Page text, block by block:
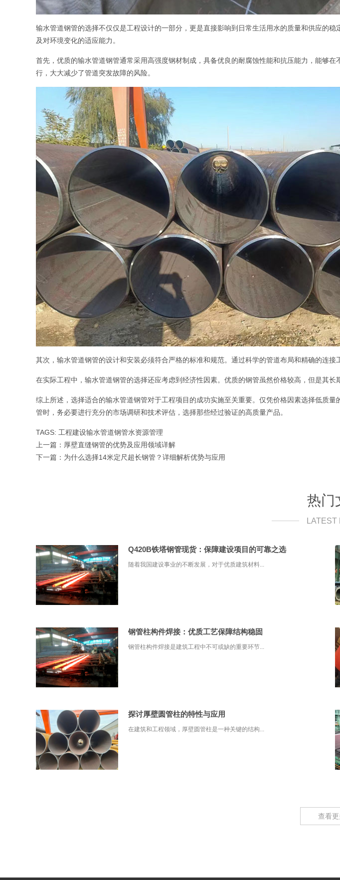
输水管道钢管的选择不仅仅是工程设计的一部分，更是直接影响到日常生活用水的质量和供应的
及对环境变化的适应能力。
首先，优质的输水管道钢管通常采用高强度钢材制成，具备优良的耐腐蚀性能和抗压能力，能够
行，大大减少了管道突发故障的风险。
其次，输水管道钢管的设计和安装必须符合严格的标准和规范。通过科学的管道布局和精确的连
在实际工程中，输水管道钢管的选择还应考虑到经济性因素。优质的钢管虽然价格较高，但是其
综上所述，选择适合的输水管道钢管对于工程项目的成功实施至关重要。仅凭价格因素选择低质
管时，务必要进行充分的市场调研和技术评估，选择那些经过验证的高质量产品。
TAGS: 工程建设输水管道钢管水资源管理
上一篇： 厚壁直缝钢管的优势及应用领域详解
下一篇： 为什么选择14米定尺超长钢管？详细解析优势与应用
热门
LATEST
Q420B铁塔钢管现货：保障建设项目的可靠之选
随着我国建设事业的不断发展，对于优质建筑材料...
钢管柱构件焊接：优质工艺保障结构稳固
钢管柱构件焊接是建筑工程中不可或缺的重要环节...
探讨厚壁圆管柱的特性与应用
在建筑和工程领域，厚壁圆管柱是一种关键的结构...
查看